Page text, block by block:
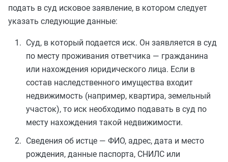
подать в суд исковое заявление, в котором следует
указать следующие данные:
Суд, в который подается иск. Он заявляется в суд
по месту проживания ответчика — гражданина
или нахождения юридического лица. Если в
состав наследственного имущества входит
недвижимость (например, квартира, земельный
участок), то иск необходимо подавать в суд по
месту нахождения такой недвижимости.
Сведения об истце — ФИО, адрес, дата и место
рождения, данные паспорта, СНИЛС или